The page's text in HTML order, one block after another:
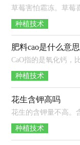
种植技术
肥料cao是什么意思
种植技术
花生含钾高吗
种植技术